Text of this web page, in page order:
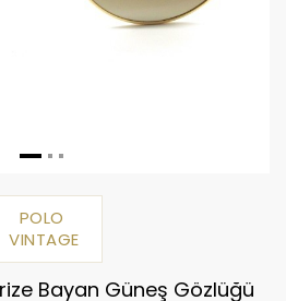
POLO
VINTAGE
Bayan Güneş Gözlüğü